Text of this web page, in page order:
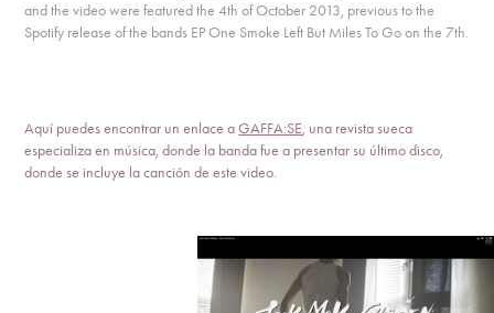
and the video were featured the 4th of October 2013, previous to the
Spotify release of the bands EP One Smoke Left But Miles To Goon the 7th.
Aquí puedes encontrar un enlace aGAFFA:SE, una revista sueca
especializa en música, donde la banda fue a presentar su último disco,
donde se incluye la canción de este video.